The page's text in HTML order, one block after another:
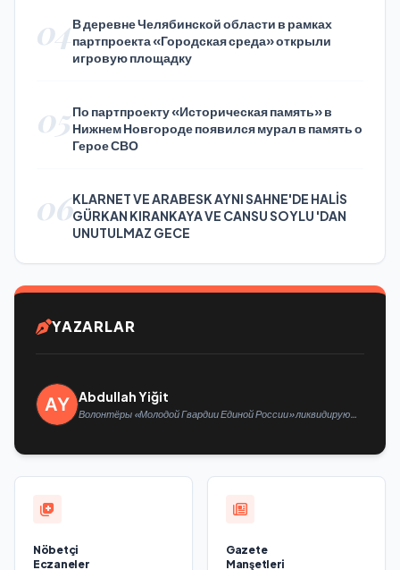
04В деревне Челябинской области в рамках
партпроекта «Городская среда» открыли
игровую площадку
05По партпроекту «Историческая память» в
Нижнем Новгороде появился мурал в память о
Герое СВО
06KLARNET VE ARABESK AYNI SAHNE'DE HALİS
GÜRKAN KIRANKAYA VE CANSU SOYLU 'DAN
UNUTULMAZ GECE
YAZARLAR
Abdullah Yiğit
Волонтёры «Молодой Гвардии Единой России» ликвидируют
Nöbetçi
Eczaneler
Gazete
Manşetleri